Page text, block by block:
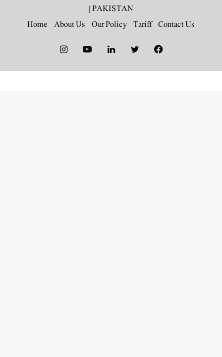
PAKISTAN
|
Contact Us
Tariff
Our Policy
About Us
Home
Facebook
Twitter
LinkedIn
YouTube
Instagram